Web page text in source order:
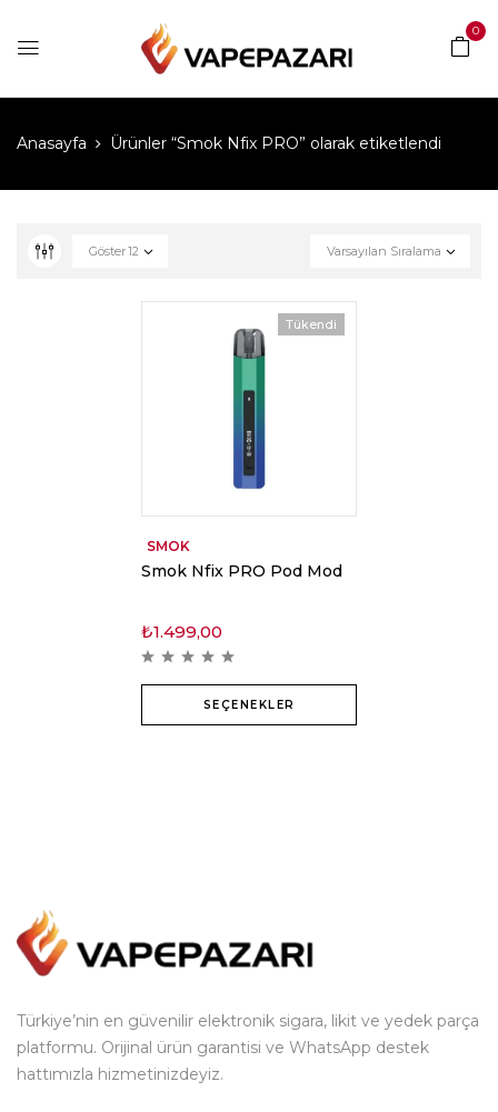
0
Anasayfa Ürünler “Smok Nfix PRO” olarak etiketlendi
Varsayılan Sıralama
Göster12
Tükendi
SMOK
Smok Nfix PRO Pod Mod
₺1.499,00
SEÇENEKLER
Türkiye’nin en güvenilir elektronik sigara, likit ve yedek parça
platformu. Orijinal ürün garantisi ve WhatsApp destek
hattımızla hizmetinizdeyiz.